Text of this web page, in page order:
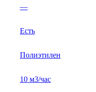
—
Есть
Полиэтилен
10 м3/час